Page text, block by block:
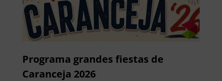
Programa grandes fiestas de
Caranceja 2026